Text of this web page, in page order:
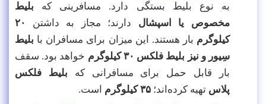
به نوع بلیط بستگی دارد. مسافرینی که بلیط
مخصوص یا اسپشال دارند؛ مجاز به داشتن
۲۰
کیلوگرم بار هستند. این میزان برای مسافران با بلیط
سِیور و نیز بلیط فلکس ۳۰ کیلوگرم
خواهد بود. سقف
بار قابل حمل برای مسافرانی که بلیط فلکس
پلاس تهیه کرده‌اند؛ ۳۵ کیلوگرم
است.